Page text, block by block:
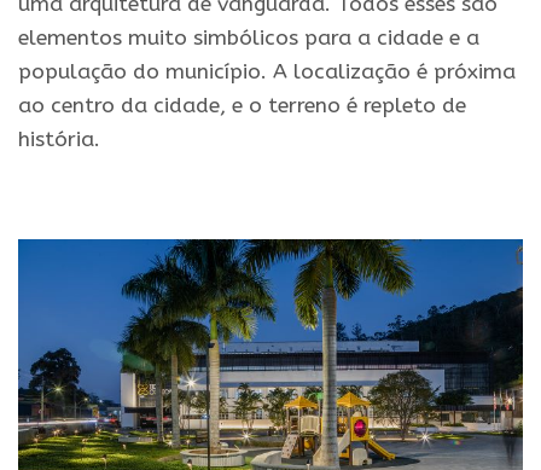
elementos muito simbólicos para a cidade e a
população do município. A localização é próxima
ao centro da cidade, e o terreno é repleto de
história.